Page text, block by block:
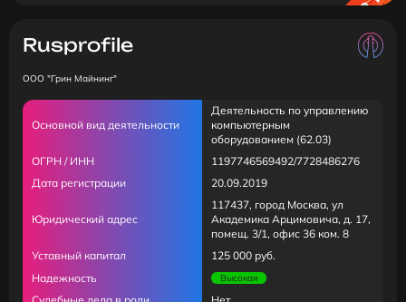
Rusprofile
ООО "Грин Майнинг"
Основной вид деятельности
Деятельность по управлению
компьютерным
оборудованием (62.03)
ОГРН / ИНН
1197746569492/7728486276
Дата регистрации
20.09.2019
Юридический адрес
117437, город Москва, ул
Академика Арцимовича, д. 17,
помещ. 3/1, офис 36 ком. 8
Уставный капитал
125 000 руб.
Надежность
Высокая